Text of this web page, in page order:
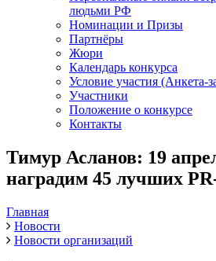
людьми РФ
Номинации и Призы
Партнёры
Жюри
Календарь конкурса
Условие участия (Анкета-
Участники
Положение о конкурсе
Контакты
Тимур Асланов: 19
наградим 45 лучших
Главная
Новости
Новости организаций